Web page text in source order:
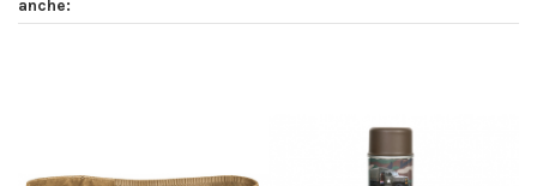
anche: